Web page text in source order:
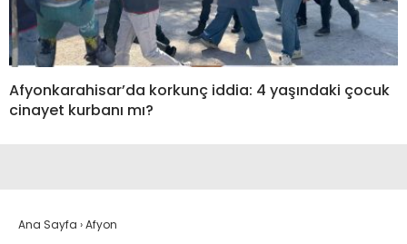
Afyonkarahisar’da korkunç iddia: 4 yaşındaki çocuk
cinayet kurbanı mı?
Ana Sayfa ›Afyon